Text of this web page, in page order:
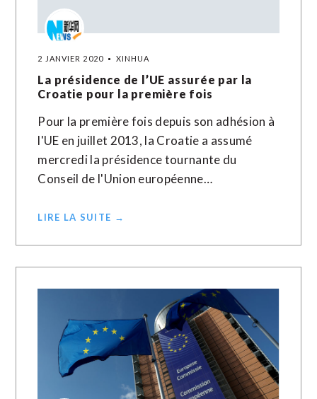
2 JANVIER 2020 XINHUA
La présidence de l’UE assurée par la
Croatie pour la première fois
Pour la première fois depuis son adhésion à
l'UE en juillet 2013, la Croatie a assumé
mercredi la présidence tournante du
Conseil de l'Union européenne…
LIRE LA SUITE →